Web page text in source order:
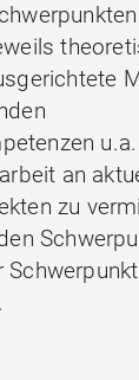
an
zu
Schwerpunkt